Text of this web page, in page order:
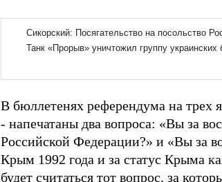
В бюллетенях референдума на трех
- напечатаны два вопроса: «Вы за
Российской Федерации?» и «Вы за
Крым 1992 года и за статус Крыма
будет считаться тот вопрос, за